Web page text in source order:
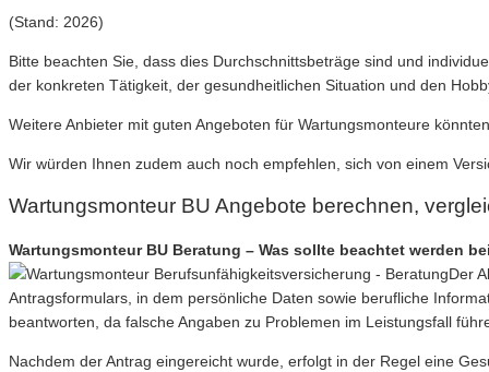
(Stand: 2026)
Bitte beachten Sie, dass dies Durchschnittsbeträge sind und
der konkreten Tätigkeit, der gesundheitlichen Situation und den
Weitere Anbieter mit guten Angeboten für Wartungsmonteure
Wir würden Ihnen zudem auch noch empfehlen, sich von einem
Wartungsmonteur BU Angebote berechnen,
Wartungsmonteur BU Beratung – Was sollte beachtet werden
Der
Antragsformulars, in dem persönliche Daten sowie berufliche
beantworten, da falsche Angaben zu Problemen im Leistungsfall
Nachdem der Antrag eingereicht wurde, erfolgt in der Regel eine